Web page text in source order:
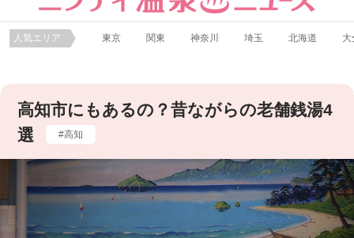
人気エリア 東京 関東 神奈川 埼玉 北海道 大
高知市にもあるの？昔ながらの老舗銭湯4
選
高知